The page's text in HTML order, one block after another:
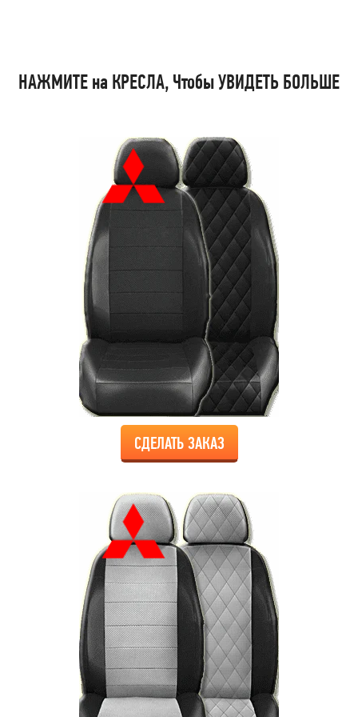
НАЖМИТЕ на КРЕСЛА, Чтобы УВИДЕТЬ БОЛЬШЕ
СДЕЛАТЬ ЗАКАЗ